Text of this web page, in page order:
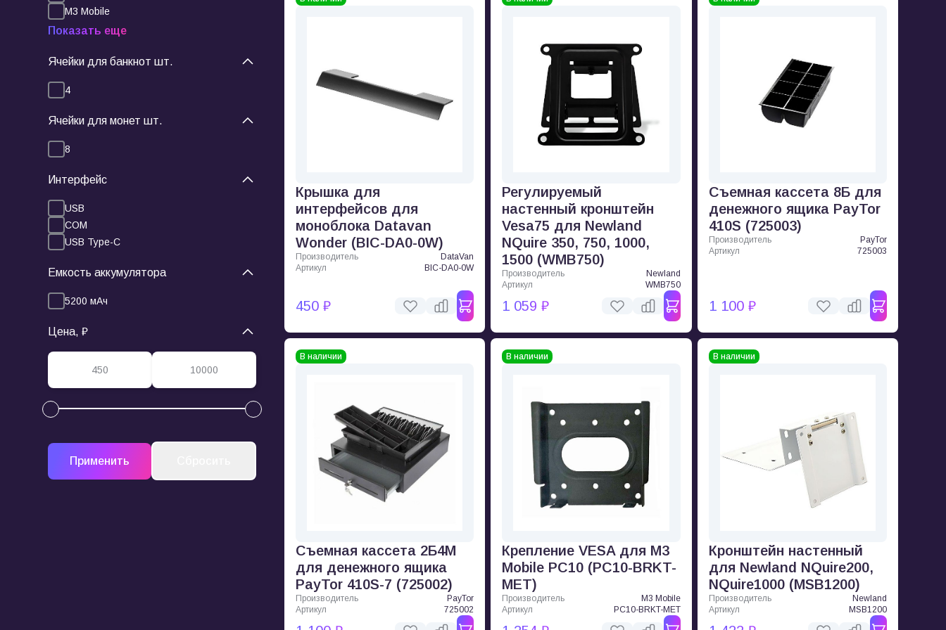
M3 Mobile
Показать еще
Ячейки для банкнот шт.
4
Ячейки для монет шт.
8
Интерфейс
USB
COM
USB Type-C
Емкость аккумулятора
5200 мАч
Цена, ₽
Крышка для
интерфейсов для
моноблока Datavan
Wonder (BIC-DA0-0W)
Производитель
DataVan
Артикул
BIC-DA0-0W
450 ₽
Регулируемый
настенный кронштейн
Vesa75 для Newland
NQuire 350, 750, 1000,
1500 (WMB750)
Производитель
Newland
Артикул
WMB750
1 059 ₽
Съемная кассета 8Б для
денежного ящика PayTor
410S (725003)
Производитель
PayTor
Артикул
725003
1 100 ₽
В наличии
Съемная кассета 2Б4М
для денежного ящика
PayTor 410S-7 (725002)
Производитель
PayTor
Артикул
725002
В наличии
Крепление VESA для M3
Mobile PC10 (PC10-BRKT-
MET)
Производитель
M3 Mobile
Артикул
PC10-BRKT-MET
В наличии
Кронштейн настенный
для Newland NQuire200,
NQuire1000 (MSB1200)
Производитель
Newland
Артикул
MSB1200